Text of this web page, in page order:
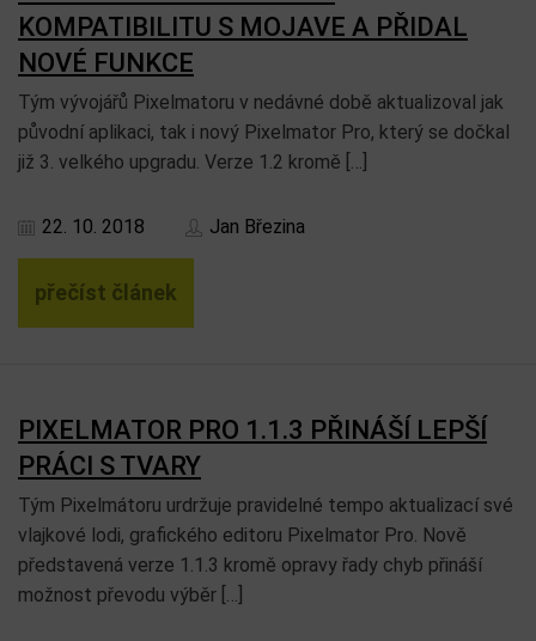
KOMPATIBILITU S MOJAVE A PŘIDAL
NOVÉ FUNKCE
Tým vývojářů Pixelmatoru v nedávné době aktualizoval jak
původní aplikaci, tak i nový Pixelmator Pro, který se dočkal
již 3. velkého upgradu. Verze 1.2 kromě […]
22. 10. 2018 Jan Březina
přečíst článek
PIXELMATOR PRO 1.1.3 PŘINÁŠÍ LEPŠÍ
PRÁCI S TVARY
Tým Pixelmátoru urdržuje pravidelné tempo aktualizací své
vlajkové lodi, grafického editoru Pixelmator Pro. Nově
představená verze 1.1.3 kromě opravy řady chyb přináší
možnost převodu výběr […]